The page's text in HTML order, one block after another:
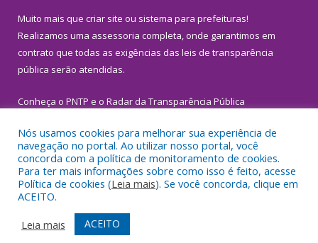
Muito mais que criar site ou sistema para prefeituras!
Realizamos uma assessoria completa, onde garantimos em
contrato que todas as exigências das leis de transparência
pública serão atendidas.
Conheça o PNTP e o Radar da Transparência Pública
Todos os direitos reservados a Prefeitura Municipal de
Inhangapi.
Mapa do Site
Acessar Área Administrativa
Acessar Webmail
Nós usamos cookies para melhorar sua experiência de
navegação no portal. Ao utilizar nosso portal, você
concorda com a política de monitoramento de cookies.
Para ter mais informações sobre como isso é feito, acesse
Política de cookies (Leia mais). Se você concorda, clique em
ACEITO.
Leia mais
ACEITO